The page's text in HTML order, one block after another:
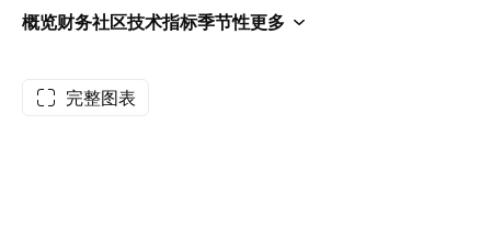
概览财务社区技术指标季节性更多
完整图表